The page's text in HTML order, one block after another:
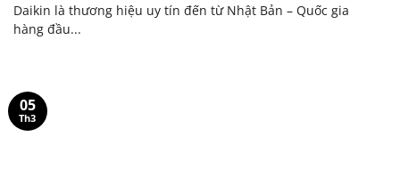
Daikin là thương hiệu uy tín đến từ Nhật Bản – Quốc gia
hàng đầu...
05
Th3